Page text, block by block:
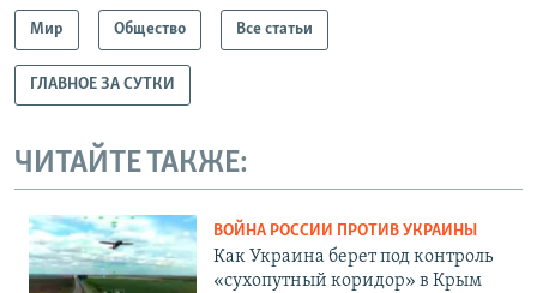
Мир Общество Все статьи
ГЛАВНОЕ ЗА СУТКИ
ЧИТАЙТЕ ТАКЖЕ:
ВОЙНА РОССИИ ПРОТИВ УКРАИНЫ
Как Украина берет под контроль
«сухопутный коридор» в Крым